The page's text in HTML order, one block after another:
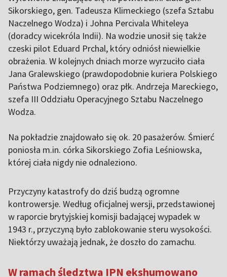
Sikorskiego, gen. Tadeusza Klimeckiego (szefa Sztabu
Naczelnego Wodza) i Johna Percivala Whiteleya
(doradcy wicekróla Indii). Na wodzie unosił się także
czeski pilot Eduard Prchal, który odniósł niewielkie
obrażenia. W kolejnych dniach morze wyrzuciło ciała
Jana Gralewskiego (prawdopodobnie kuriera Polskiego
Państwa Podziemnego) oraz płk. Andrzeja Mareckiego,
szefa III Oddziału Operacyjnego Sztabu Naczelnego
Wodza.
Na pokładzie znajdowało się ok. 20 pasażerów. Śmierć
poniosła m.in. córka Sikorskiego Zofia Leśniowska,
której ciała nigdy nie odnaleziono.
Przyczyny katastrofy do dziś budzą ogromne
kontrowersje. Według oficjalnej wersji, przedstawionej
w raporcie brytyjskiej komisji badającej wypadek w
1943 r., przyczyną było zablokowanie steru wysokości.
Niektórzy uważają jednak, że doszło do zamachu.
W ramach śledztwa IPN ekshumowano